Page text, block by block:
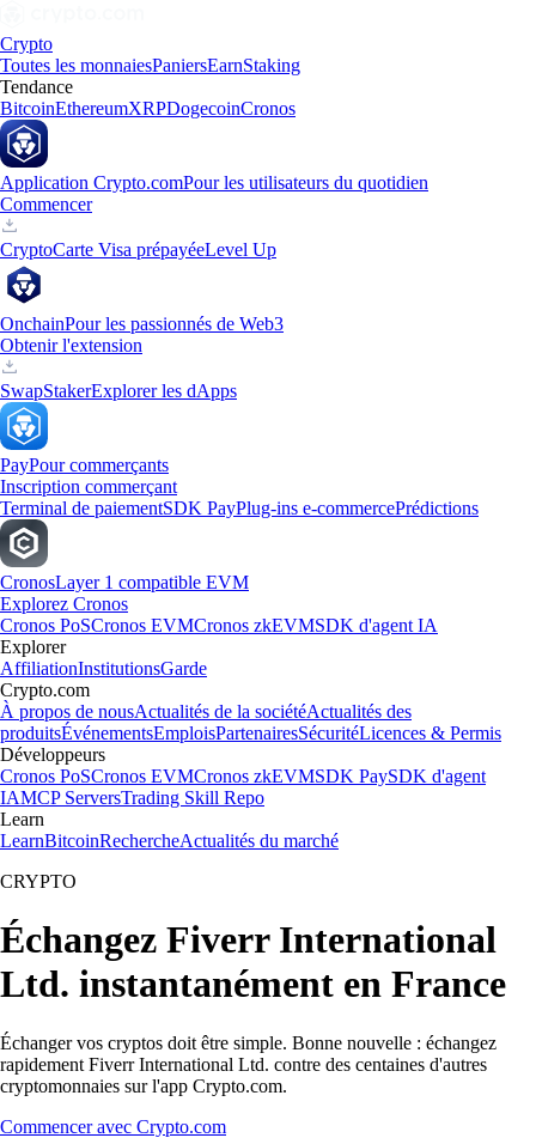
Crypto
Toutes les monnaiesPaniersEarnStaking
Tendance
BitcoinEthereumXRPDogecoinCronos
Application Crypto.comPour les utilisateurs du quotidien
Commencer
CryptoCarte Visa prépayéeLevel Up
OnchainPour les passionnés de Web3
Obtenir l'extension
SwapStakerExplorer les dApps
PayPour commerçants
Inscription commerçant
Terminal de paiementSDK PayPlug-ins e-commercePrédictions
CronosLayer 1 compatible EVM
Explorez Cronos
Cronos PoSCronos EVMCronos zkEVMSDK d'agent IA
Explorer
AffiliationInstitutionsGarde
Crypto.com
À propos de nousActualités de la sociétéActualités des
produitsÉvénementsEmploisPartenairesSécuritéLicences & Permis
Développeurs
Cronos PoSCronos EVMCronos zkEVMSDK PaySDK d'agent
IAMCP ServersTrading Skill Repo
Learn
LearnBitcoinRechercheActualités du marché
CRYPTO
Échangez Fiverr International
Ltd. instantanément en France
Échanger vos cryptos doit être simple. Bonne nouvelle : échangez
rapidement Fiverr International Ltd. contre des centaines d'autres
cryptomonnaies sur l'app Crypto.com.
Commencer avec Crypto.com